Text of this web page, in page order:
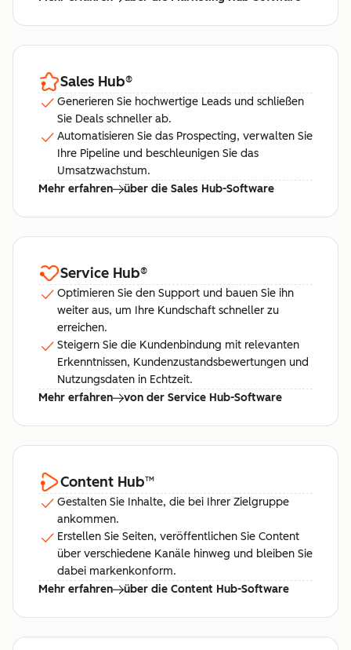
Sales Hub®
Generieren Sie hochwertige Leads und schließen
Sie Deals schneller ab.
Automatisieren Sie das Prospecting, verwalten Sie
Ihre Pipeline und beschleunigen Sie das
Umsatzwachstum.
Mehr erfahren
über die Sales Hub-Software
Service Hub®
Optimieren Sie den Support und bauen Sie ihn
weiter aus, um Ihre Kundschaft schneller zu
erreichen.
Steigern Sie die Kundenbindung mit relevanten
Erkenntnissen, Kundenzustandsbewertungen und
Nutzungsdaten in Echtzeit.
Mehr erfahren
von der Service Hub-Software
Content Hub™
Gestalten Sie Inhalte, die bei Ihrer Zielgruppe
ankommen.
Erstellen Sie Seiten, veröffentlichen Sie Content
über verschiedene Kanäle hinweg und bleiben Sie
dabei markenkonform.
Mehr erfahren
über die Content Hub-Software